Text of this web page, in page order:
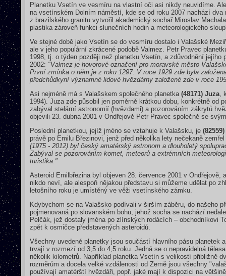
Planetku Vsetín ve vesmíru na vlastní oči asi nikdy neuvidíme.
na vsetínském Dolním náměstí, kde se od roku 2007 nachází
z brazilského granitu vytvořil akademický sochař Miroslav
plastika zároveň funkci slunečních hodin a meteorologického
Ve stejné době jako Vsetín se do vesmíru dostalo i Valašské
ale v jeho populární zkrácené podobě Valmez. Petr Pravec
1998, tj. o týden později než planetku Vsetín, a zdůvodnění jejího
2002: "Valmez je hovorové označení pro moravské město
První zmínka o něm je z roku 1297. V roce 1929 zde byla
předchůdkyní významné lidové hvězdárny založené zde v roce
Asi nejméně má s Valašskem společného planetka (48171) Juza
1994). Juza zde působil jen poměrně krátkou dobu, konkrétně
zabýval stelární astronomií (hvězdami) a pozorováním zákrytů
objevili 23. dubna 2001 v Ondřejově Petr Pravec společně se
Poslední planetkou, jejíž jméno se vztahuje k Valašsku, je
právě po Emilu Březinovi, jenž před několika lety nečekaně
(1975 - 2012) byl český amatérský astronom a dlouholetý
Zabýval se pozorováním komet, meteorů a extrémních
turistika."
Asteroid Emilbřezina byl objeven 28. července 2001 v
nikdo neví, ale alespoň nějakou představu si můžeme udělat po
letošního roku je umístěný ve věži vsetínského zámku.
Kdybychom se na Valašsko podívali v širším záběru, do našeho
pojmenovaná po slovanském bohu, jehož socha se nachází
Pelčák, jež dostaly jména po zlínských rodácích – obchodníkovi
zpět k osmičce představených asteroidů.
Všechny uvedené planetky jsou součástí hlavního pásu planetek
trvají v rozmezí od 3,5 do 4,5 roku. Jedná se o nepravidelná
několik kilometrů. Například planetka Vsetín s velikostí přibližně
rozměrům a docela velké vzdálenosti od Země jsou všechny
používají amatérští hvězdáři, popř. jaké mají k dispozici na